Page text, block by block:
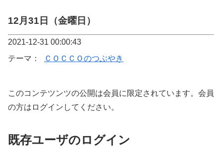
12月31日（金曜日）
2021-12-31 00:00:43
テーマ：
ＣＯＣＣＯのつぶやき
このコンテツンツの公開は会員に限定されています。会員
の方はログインしてください。
既存ユーザのログイン